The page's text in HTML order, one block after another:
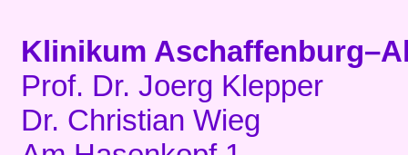
Klinikum
Prof. Dr. Joerg Klepper
Dr. Christian Wieg